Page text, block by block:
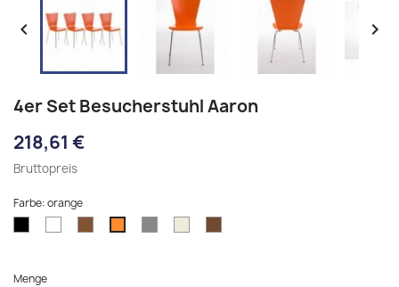
 
4er Set Besucherstuhl Aaron
218,61 €
Bruttopreis
Farbe: orange
orange
Menge